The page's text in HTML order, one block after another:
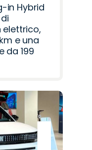
in Hybrid
elettrico,
e una
da 199